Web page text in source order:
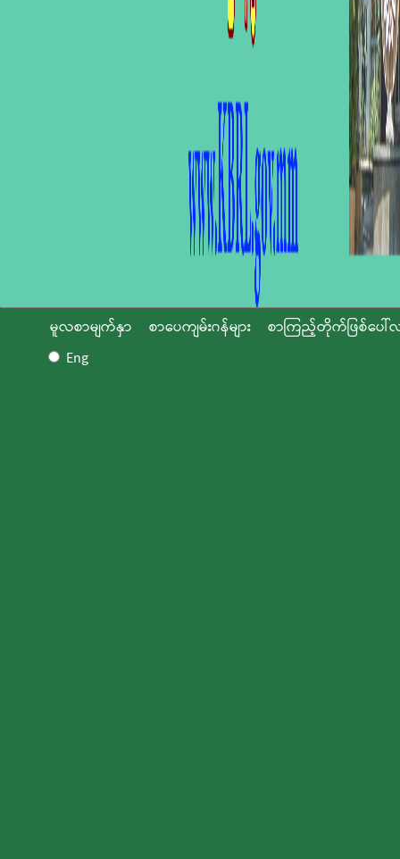
မူလစာမျက်နှာ စာပေကျမ်းဂန်များ
စာကြည့်တိုက်ဖြစ်ပေါ်
Eng